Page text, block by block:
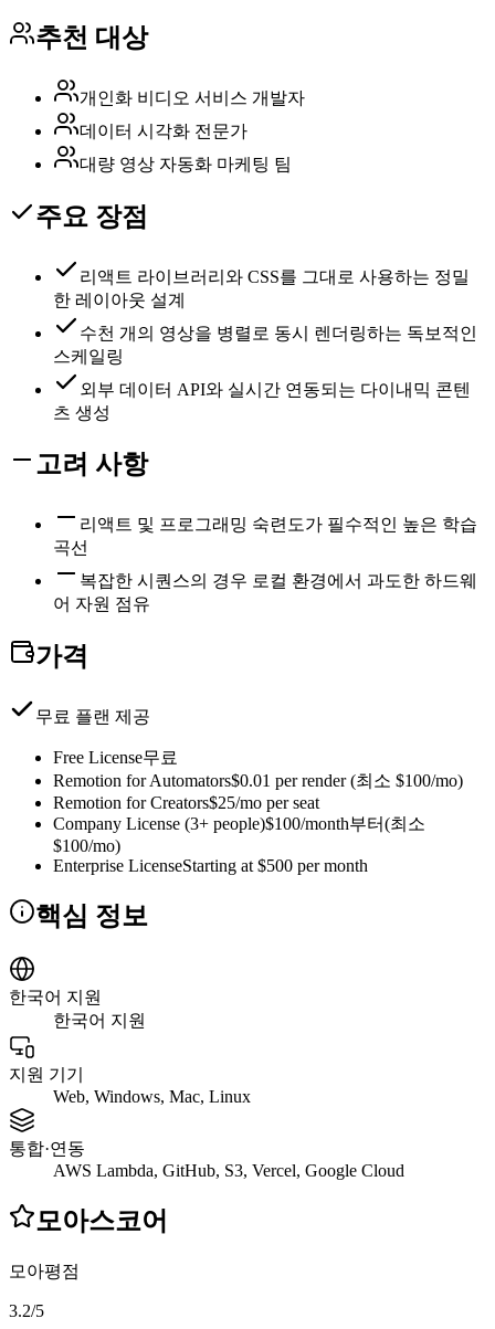
추천 대상
개인화 비디오 서비스 개발자
데이터 시각화 전문가
대량 영상 자동화 마케팅 팀
주요 장점
리액트 라이브러리와 CSS를 그대로 사용하는 정밀
한 레이아웃 설계
수천 개의 영상을 병렬로 동시 렌더링하는 독보적인
스케일링
외부 데이터 API와 실시간 연동되는 다이내믹 콘텐
츠 생성
고려 사항
리액트 및 프로그래밍 숙련도가 필수적인 높은 학습
곡선
복잡한 시퀀스의 경우 로컬 환경에서 과도한 하드웨
어 자원 점유
가격
무료 플랜 제공
Free License무료
Remotion for Automators$0.01 per render (최소 $100/mo)
Remotion for Creators$25/mo per seat
Company License (3+ people)$100/month부터(최소
$100/mo)
Enterprise LicenseStarting at $500 per month
핵심 정보
한국어 지원
한국어 지원
지원 기기
Web, Windows, Mac, Linux
통합·연동
AWS Lambda, GitHub, S3, Vercel, Google Cloud
모아스코어
모아평점
3.2/5